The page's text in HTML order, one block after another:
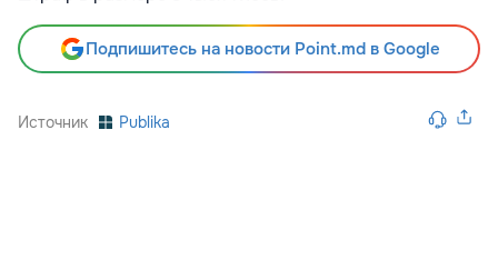
Подпишитесь на новости Point.md в Google
Источник Publika